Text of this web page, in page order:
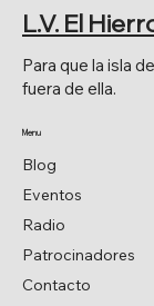
Blog
Eventos
Radio
Patrocinadores
Contacto
Menu
Para que la isla
fuera de ella.
L.V. El